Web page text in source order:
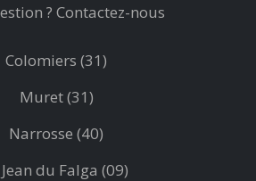
? Contactez-nous
Colomiers (31)
Muret (31)
Narrosse (40)
du Falga (09)